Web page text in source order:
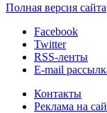
Полная версия сайта
Facebook
Twitter
RSS-ленты
E-mail
Контакты
Реклама на